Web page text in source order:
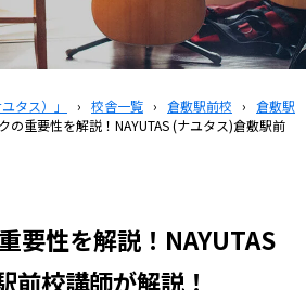
タス）」 › 校舎一覧 › 倉敷駅前校 › 倉敷駅
の重要性を解説！NAYUTAS (ナユタス)倉敷駅前
要性を解説！NAYUTAS
前校講師が解説！